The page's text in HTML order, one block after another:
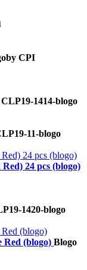
by CPI
CLP19-1414-blogo
11-blogo
24 pcs (blogo)
1420-blogo
Red (blogo) Blogo